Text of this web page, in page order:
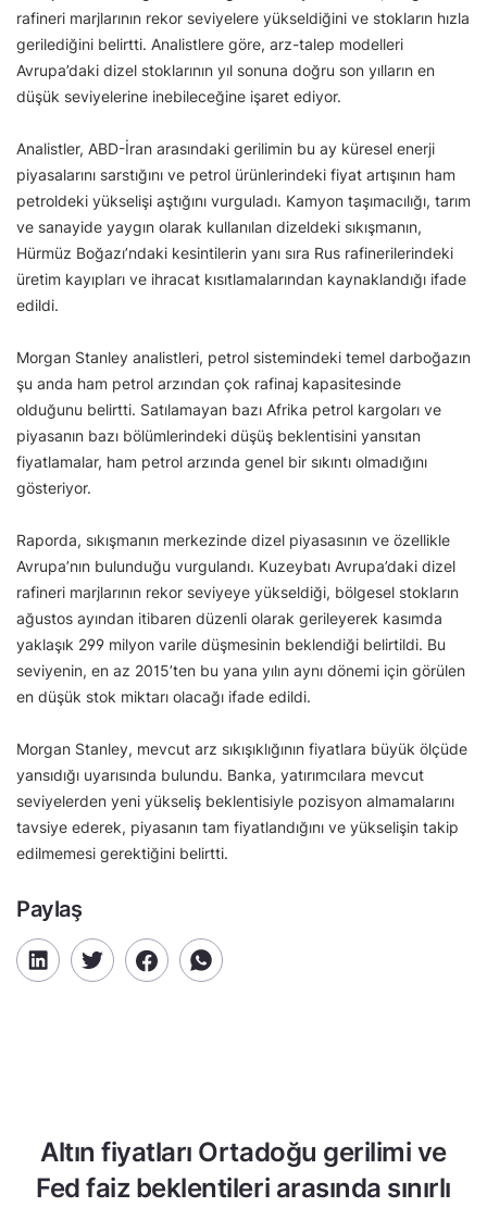
rafineri marjlarının rekor seviyelere yükseldiğini ve stokların hızla
gerilediğini belirtti. Analistlere göre, arz-talep modelleri
Avrupa’daki dizel stoklarının yıl sonuna doğru son yılların en
düşük seviyelerine inebileceğine işaret ediyor.
Analistler, ABD-İran arasındaki gerilimin bu ay küresel enerji
piyasalarını sarstığını ve petrol ürünlerindeki fiyat artışının ham
petroldeki yükselişi aştığını vurguladı. Kamyon taşımacılığı, tarım
ve sanayide yaygın olarak kullanılan dizeldeki sıkışmanın,
Hürmüz Boğazı’ndaki kesintilerin yanı sıra Rus rafinerilerindeki
üretim kayıpları ve ihracat kısıtlamalarından kaynaklandığı ifade
edildi.
Morgan Stanley analistleri, petrol sistemindeki temel darboğazın
şu anda ham petrol arzından çok rafinaj kapasitesinde
olduğunu belirtti. Satılamayan bazı Afrika petrol kargoları ve
piyasanın bazı bölümlerindeki düşüş beklentisini yansıtan
fiyatlamalar, ham petrol arzında genel bir sıkıntı olmadığını
gösteriyor.
Raporda, sıkışmanın merkezinde dizel piyasasının ve özellikle
Avrupa’nın bulunduğu vurgulandı. Kuzeybatı Avrupa’daki dizel
rafineri marjlarının rekor seviyeye yükseldiği, bölgesel stokların
ağustos ayından itibaren düzenli olarak gerileyerek kasımda
yaklaşık 299 milyon varile düşmesinin beklendiği belirtildi. Bu
seviyenin, en az 2015’ten bu yana yılın aynı dönemi için görülen
en düşük stok miktarı olacağı ifade edildi.
Morgan Stanley, mevcut arz sıkışıklığının fiyatlara büyük ölçüde
yansıdığı uyarısında bulundu. Banka, yatırımcılara mevcut
seviyelerden yeni yükseliş beklentisiyle pozisyon almamalarını
tavsiye ederek, piyasanın tam fiyatlandığını ve yükselişin takip
edilmemesi gerektiğini belirtti.
Paylaş
Altın fiyatları Ortadoğu gerilimi ve
Fed faiz beklentileri arasında sınırlı